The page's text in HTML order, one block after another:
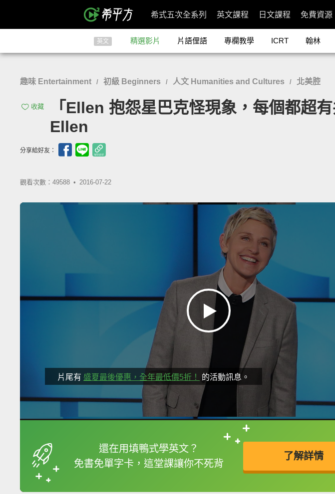
希式五次全系列 英文課程 日文課程 免費資源
英文 精選影片 片語俚語 專欄教學 ICRT 翰林
趣味 Entertainment / 初級 Beginners / 人文 Humanities and Cultures / 北美腔
收藏
「Ellen 抱怨星巴克怪現象，每個都
Ellen
分享給好友：
觀看次數：49588 • 2016-07-22
片尾有 盛夏最後優惠，全年最低價5折！ 的活動訊息。
還在用填鴨式學英文？
免書免單字卡，這堂課讓你不死背
了解詳情
框選或點兩下字幕可以直接查字典喔！